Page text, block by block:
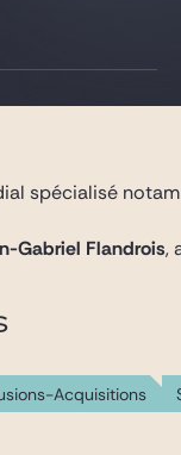
spécialisé
Gabriel Flandrois,
Acquisitions